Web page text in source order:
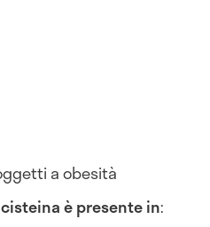
a obesità
è presente in: